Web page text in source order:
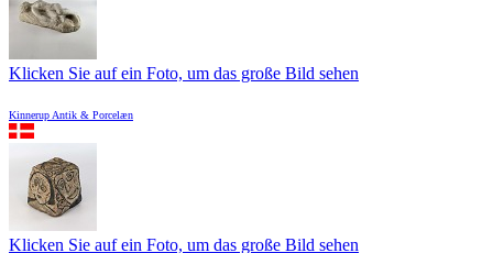
Klicken Sie auf ein Foto, um das große Bild sehen
Kinnerup Antik & Porcelæn
Klicken Sie auf ein Foto, um das große Bild sehen